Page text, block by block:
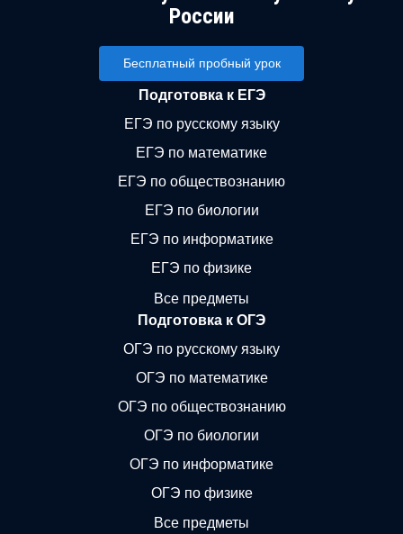
России
Бесплатный пробный урок
Подготовка к ЕГЭ
ЕГЭ по русскому языку
ЕГЭ по математике
ЕГЭ по обществознанию
ЕГЭ по биологии
ЕГЭ по информатике
ЕГЭ по физике
Все предметы
Подготовка к ОГЭ
ОГЭ по русскому языку
ОГЭ по математике
ОГЭ по обществознанию
ОГЭ по биологии
ОГЭ по информатике
ОГЭ по физике
Все предметы